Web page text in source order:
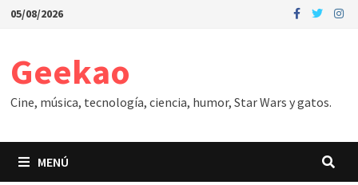
Saltar
05/08/2026
Geekao
Cine, música, tecnología, ciencia, humor, Star Wars y gatos.
MENÚ